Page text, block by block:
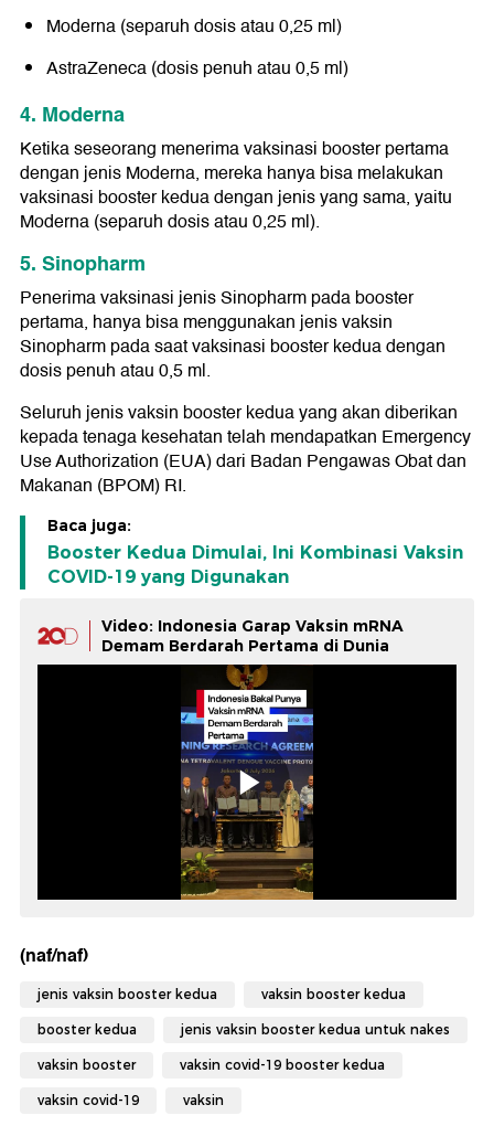
Moderna (separuh dosis atau 0,25 ml)
AstraZeneca (dosis penuh atau 0,5 ml)
4. Moderna
Ketika seseorang menerima vaksinasi booster pertama
dengan jenis Moderna, mereka hanya bisa melakukan
vaksinasi booster kedua dengan jenis yang sama, yaitu
Moderna (separuh dosis atau 0,25 ml).
5. Sinopharm
Penerima vaksinasi jenis Sinopharm pada booster
pertama, hanya bisa menggunakan jenis vaksin
Sinopharm pada saat vaksinasi booster kedua dengan
dosis penuh atau 0,5 ml.
Seluruh jenis vaksin booster kedua yang akan diberikan
kepada tenaga kesehatan telah mendapatkan Emergency
Use Authorization (EUA) dari Badan Pengawas Obat dan
Makanan (BPOM) RI.
Baca juga:
Booster Kedua Dimulai, Ini Kombinasi Vaksin
COVID-19 yang Digunakan
Video: Indonesia Garap Vaksin mRNA
Demam Berdarah Pertama di Dunia
(naf/naf)
jenis vaksin booster kedua vaksin booster kedua
booster kedua jenis vaksin booster kedua untuk nakes
vaksin booster vaksin covid-19 booster kedua
vaksin covid-19 vaksin